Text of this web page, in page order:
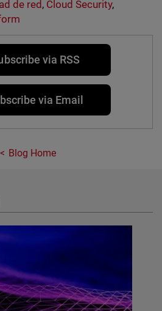
de red , Cloud Security,
via RSS
via Email
Blog Home